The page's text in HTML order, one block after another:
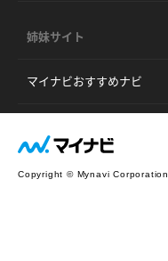
姉妹サイト
マイナビおすすめナビ
Copyright © Mynavi Corporation